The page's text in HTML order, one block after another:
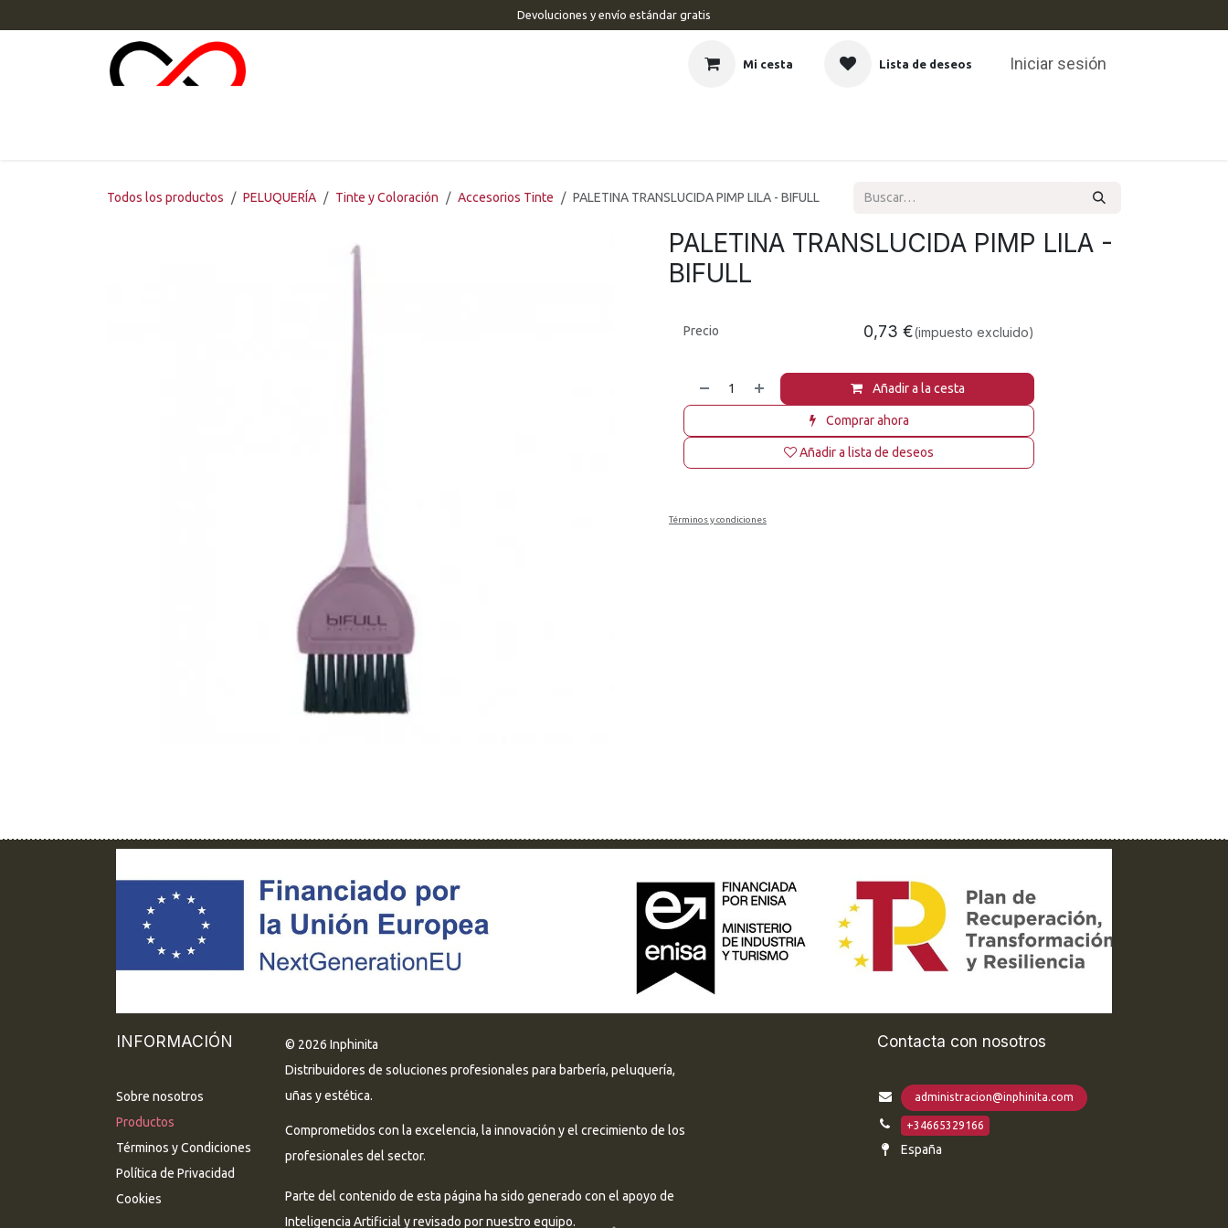
Devoluciones y envío estándar gratis
Mi cesta Lista de deseos Iniciar sesión
Todos los productos PELUQUERÍA Tinte y Coloración Accesorios Tinte PALETINA TRANSLUCIDA PIMP LILA - BIFULL
PALETINA TRANSLUCIDA PIMP LILA -
BIFULL
Añadir a la cesta
Comprar ahora
Añadir a lista de deseos
Precio 0,73 €(impuesto excluido)
Términos y condiciones
© 2026 Inphinita
Distribuidores de soluciones profesionales para barbería, peluquería,
uñas y estética.
Comprometidos con la excelencia, la innovación y el crecimiento de los
profesionales del sector.
Parte del contenido de esta página ha sido generado con el apoyo de
Inteligencia Artificial y revisado por nuestro equipo.
INFORMACIÓN
Sobre nosotros
Productos
Términos y Condiciones
Política de Privacidad
Cookies
Contacta con nosotros
administracion@inphinita.com
+34665329166
España